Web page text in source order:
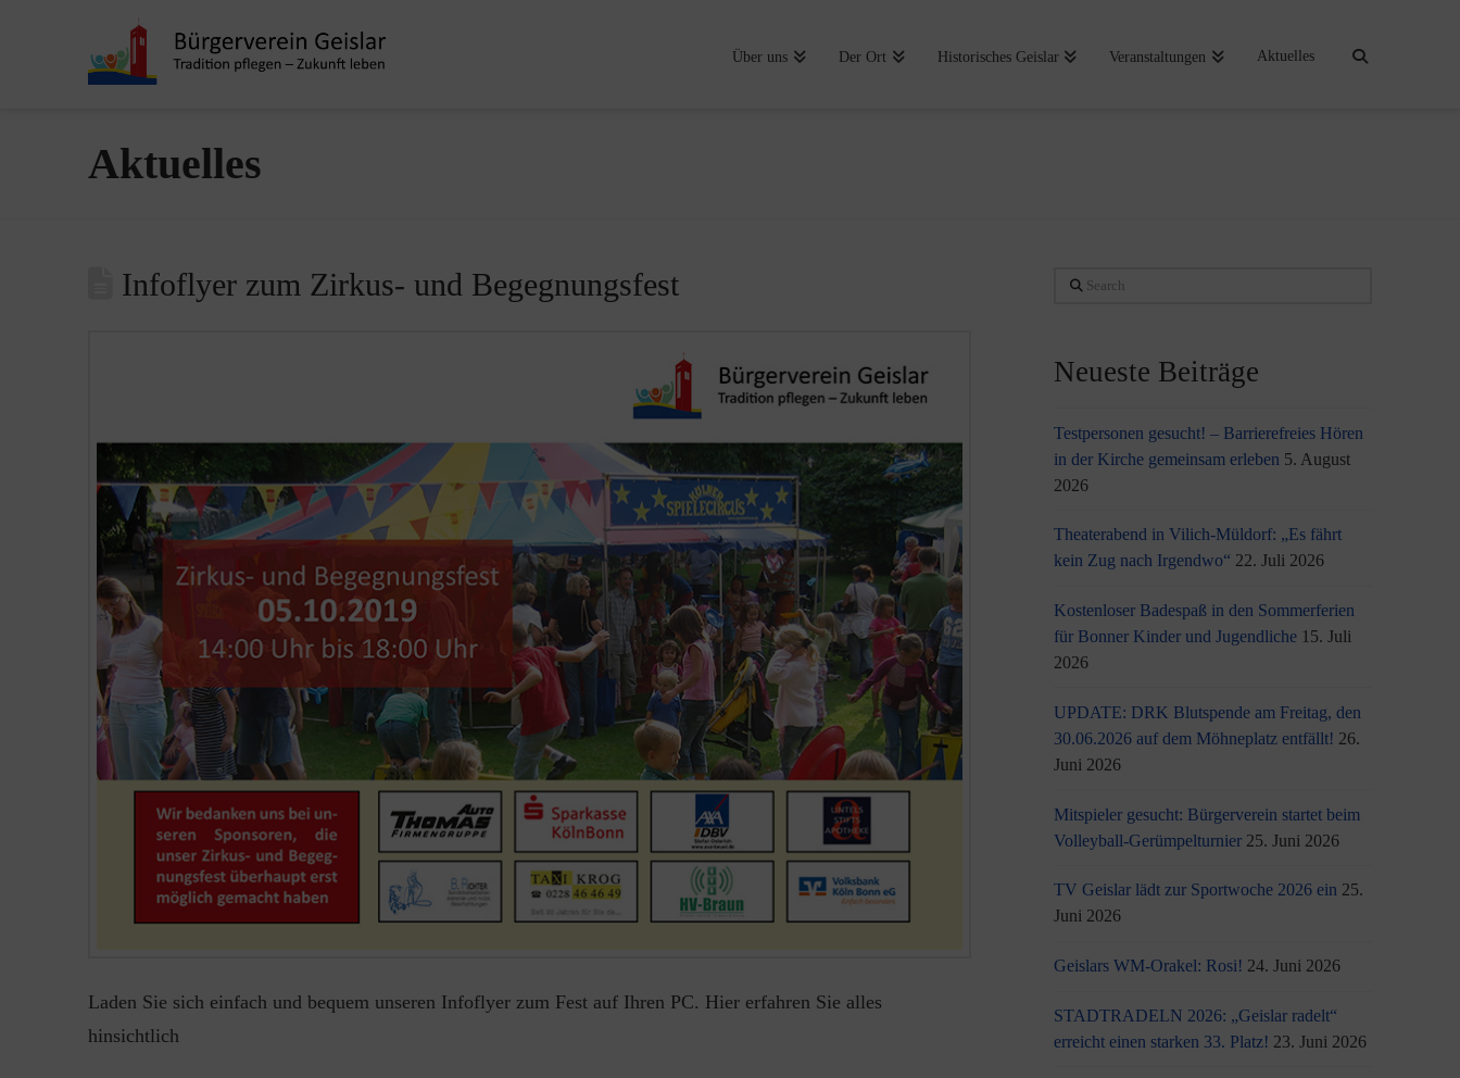
Über uns Der Ort Historisches Geislar Veranstaltungen Aktuelles
Aktuelles
Infoflyer zum Zirkus- und Begegnungsfest
Laden Sie sich einfach und bequem unseren Infoflyer zum Fest auf Ihren PC. Hier erfahren Sie alles
hinsichtlich
Search
Neueste Beiträge
Testpersonen gesucht! – Barrierefreies Hören
in der Kirche gemeinsam erleben 5. August
2026
Theaterabend in Vilich-Müldorf: „Es fährt
kein Zug nach Irgendwo“ 22. Juli 2026
Kostenloser Badespaß in den Sommerferien
für Bonner Kinder und Jugendliche 15. Juli
2026
UPDATE: DRK Blutspende am Freitag, den
30.06.2026 auf dem Möhneplatz entfällt! 26.
Juni 2026
Mitspieler gesucht: Bürgerverein startet beim
Volleyball-Gerümpelturnier 25. Juni 2026
TV Geislar lädt zur Sportwoche 2026 ein 25.
Juni 2026
Geislars WM-Orakel: Rosi! 24. Juni 2026
STADTRADELN 2026: „Geislar radelt“
erreicht einen starken 33. Platz! 23. Juni 2026